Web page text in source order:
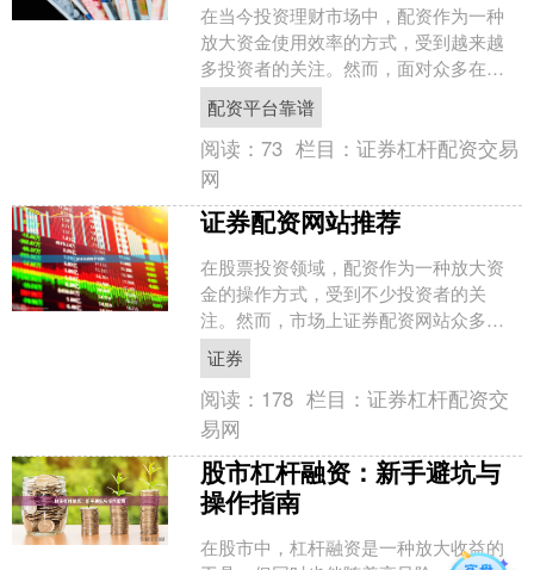
在当今投资理财市场中，配资作为一种
放大资金使用效率的方式，受到越来越
多投资者的关注。然而，面对众多在线
配资平台配资平台靠谱，如何选择一家**
正规在线配资公司**....
配资平台靠谱
阅读：73 栏目：证券杠杆配资交易
网
证券配资网站推荐
在股票投资领域，配资作为一种放大资
金的操作方式，受到不少投资者的关
注。然而，市场上证券配资网站众多，
质量参差不齐，如何选择一个安全、合
规、稳定的平台成为关键。本....
证券
阅读： 178 栏目：证券杠杆配资交
易网
股市杠杆融资：新手避坑与
操作指南
在股市中，杠杆融资是一种放大收益的